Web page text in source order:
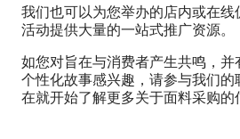
我们也可以为您举办的店内或在
活动提供大量的一站式推广资源。
如您对旨在与消费者产生共鸣，
个性化故事感兴趣，请参与我们
在就开始了解更多关于面料采购的